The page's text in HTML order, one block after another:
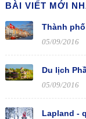
BÀI VIẾT MỚI
Thành
05/09/2016
Du lịch
05/09/2016
Lapland -